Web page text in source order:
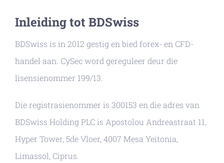
Inleiding tot BDSwiss
BDSwiss is in 2012 gestig en bied forex- en CFD-
handel aan. CySec word gereguleer deur die
lisensienommer 199/13.
Die registrasienommer is 300153 en die adres van
BDSwiss Holding PLC is Apostolou Andreastraat 11,
Hyper Tower, 5de Vloer, 4007 Mesa Yeitonia,
Limassol, Ciprus.